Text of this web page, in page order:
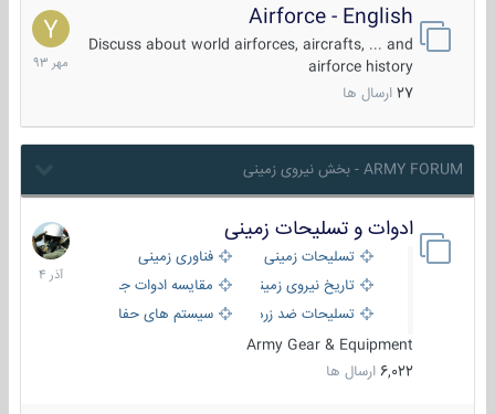
Airforce - English
Discuss about world airforces, aircrafts, ... and
airforce history
27 ارسال ها
15
مهر
1393
ARMY FORUM - بخش نیروی زمینی
ادوات و تسلیحات زمینی
تسلیحات زمینی
فناوری زمینی
تاریخ نیروی زمینی
مقایسه ادوات جنگی
تسلیحات ضد زره
سیستم های حفاظت فعال
Army Gear & Equipment
6,022 ارسال ها
21
آذر
1404